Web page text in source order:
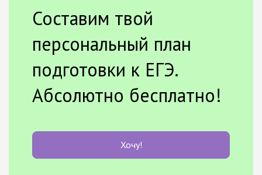
Составим твой
персональный план
подготовки к ЕГЭ.
Абсолютно бесплатно!
Хочу!